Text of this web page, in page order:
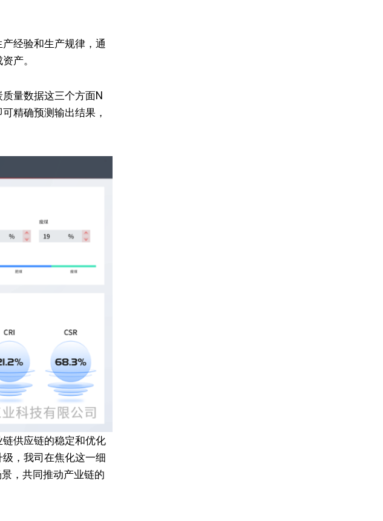
经验和生产规律，通
产。
量数据这三个方面N
精确预测输出结果，
供应链的稳定和优化
，我司在焦化这一细
，共同推动产业链的